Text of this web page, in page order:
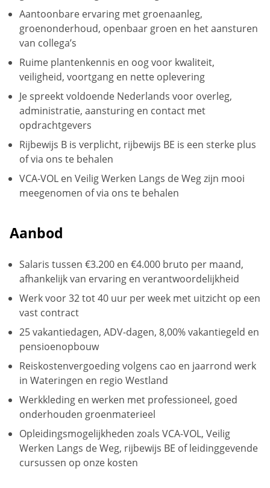
Aantoonbare ervaring met groenaanleg,
groenonderhoud, openbaar groen en het aansturen
van collega’s
Ruime plantenkennis en oog voor kwaliteit,
veiligheid, voortgang en nette oplevering
Je spreekt voldoende Nederlands voor overleg,
administratie, aansturing en contact met
opdrachtgevers
Rijbewijs B is verplicht, rijbewijs BE is een sterke plus
of via ons te behalen
VCA-VOL en Veilig Werken Langs de Weg zijn mooi
meegenomen of via ons te behalen
Aanbod
Salaris tussen €3.200 en €4.000 bruto per maand,
afhankelijk van ervaring en verantwoordelijkheid
Werk voor 32 tot 40 uur per week met uitzicht op een
vast contract
25 vakantiedagen, ADV-dagen, 8,00% vakantiegeld en
pensioenopbouw
Reiskostenvergoeding volgens cao en jaarrond werk
in Wateringen en regio Westland
Werkkleding en werken met professioneel, goed
onderhouden groenmaterieel
Opleidingsmogelijkheden zoals VCA-VOL, Veilig
Werken Langs de Weg, rijbewijs BE of leidinggevende
cursussen op onze kosten